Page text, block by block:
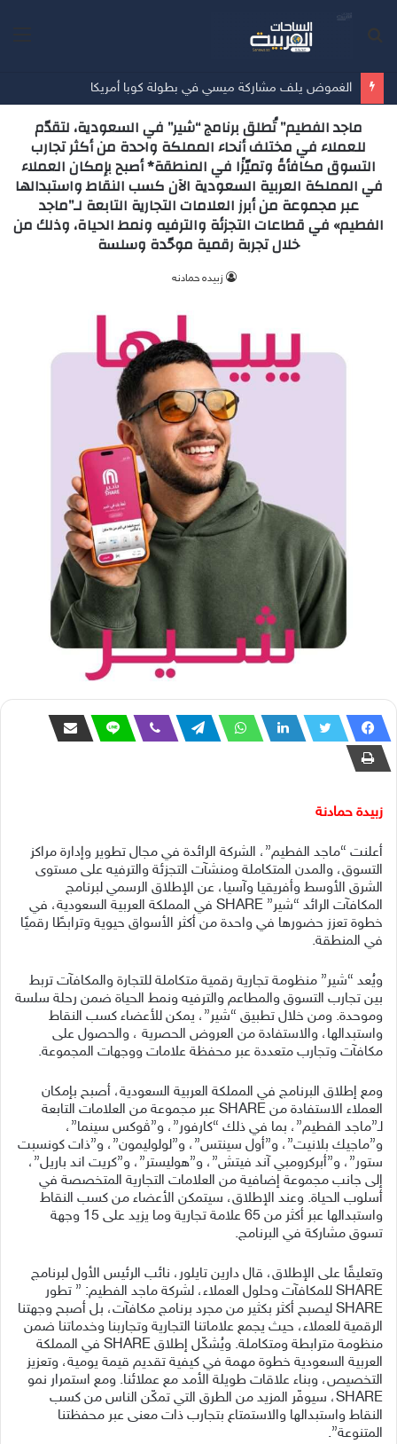
ماجد الفطيم” تُطلق برنامج “شير” في السعودية، لتقدّم
للعملاء في مختلف أنحاء المملكة واحدة من أكثر تجارب
التسوق مكافأةً وتميّزًا في المنطقة* أصبح بإمكان العملاء
في المملكة العربية السعودية الآن كسب النقاط واستبدالها
عبر مجموعة من أبرز العلامات التجارية التابعة لـ”ماجد
الفطيم» في قطاعات التجزئة والترفيه ونمط الحياة، وذلك من
خلال تجربة رقمية موحّدة وسلسة
زبيده حمادنه
زبيدة حمادنة
أعلنت “ماجد الفطيم”، الشركة الرائدة في مجال تطوير وإدارة مراكز
التسوق، والمدن المتكاملة ومنشآت التجزئة والترفيه على مستوى
الشرق الأوسط وأفريقيا وآسيا، عن الإطلاق الرسمي لبرنامج
المكافآت الرائد “شير” SHARE في المملكة العربية السعودية، في
خطوة تعزز حضورها في واحدة من أكثر الأسواق حيوية وترابطًا رقميًا
في المنطقة.
ويُعد “شير” منظومة تجارية رقمية متكاملة للتجارة والمكافآت تربط
بين تجارب التسوق والمطاعم والترفيه ونمط الحياة ضمن رحلة سلسة
وموحدة. ومن خلال تطبيق “شير”، يمكن للأعضاء كسب النقاط
واستبدالها، والاستفادة من العروض الحصرية ، والحصول على
مكافآت وتجارب متعددة عبر محفظة علامات ووجهات المجموعة.
ومع إطلاق البرنامج في المملكة العربية السعودية، أصبح بإمكان
العملاء الاستفادة من SHARE عبر مجموعة من العلامات التابعة
لـ”ماجد الفطيم”، بما في ذلك “كارفور”، و”ڤوكس سينما”،
و”ماجيك بلانيت”، و”أول سينتس”، و”لولوليمون”، و”ذات كونسبت
ستور”، و”أبركرومبي آند فيتش”، و”هوليستر”، و”كريت اند باريل”،
إلى جانب مجموعة إضافية من العلامات التجارية المتخصصة في
أسلوب الحياة. وعند الإطلاق، سيتمكن الأعضاء من كسب النقاط
واستبدالها عبر أكثر من 65 علامة تجارية وما يزيد على 15 وجهة
تسوق مشاركة في البرنامج.
وتعليقًا على الإطلاق، قال دارين تايلور، نائب الرئيس الأول لبرنامج
SHARE للمكافآت وحلول العملاء، لشركة ماجد الفطيم: ” تطور
SHARE ليصبح أكثر بكثير من مجرد برنامج مكافآت، بل أصبح وجهتنا
الرقمية للعملاء، حيث يجمع علاماتنا التجارية وتجاربنا وخدماتنا ضمن
منظومة مترابطة ومتكاملة. ويُشكّل إطلاق SHARE في المملكة
العربية السعودية خطوة مهمة في كيفية تقديم قيمة يومية، وتعزيز
التخصيص، وبناء علاقات طويلة الأمد مع عملائنا. ومع استمرار نمو
SHARE، سيوفّر المزيد من الطرق التي تمكّن الناس من كسب
النقاط واستبدالها والاستمتاع بتجارب ذات معنى عبر محفظتنا
المتنوعة”.